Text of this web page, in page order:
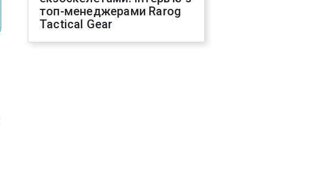
топ-менеджерами Rarog
Tactical Gear